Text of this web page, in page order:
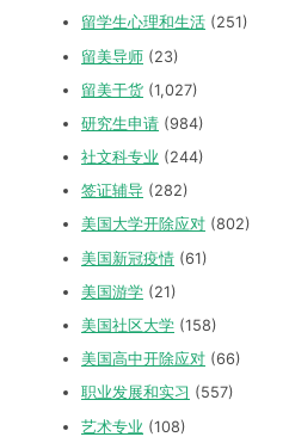
留学生心理和生活 (251)
留美导师 (23)
留美干货 (1,027)
研究生申请 (984)
社文科专业 (244)
签证辅导 (282)
美国大学开除应对 (802)
美国新冠疫情 (61)
美国游学 (21)
美国社区大学 (158)
美国高中开除应对 (66)
职业发展和实习 (557)
艺术专业 (108)